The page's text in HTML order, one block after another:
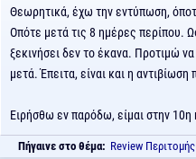
Θεωρητικά, έχω την εντύπωση,
Οπότε μετά τις 8 ημέρες περίπου.
ξεκινήσει δεν το έκανα. Προτιμώ
μετά. Έπειτα, είναι και η
Ειρήσθω εν παρόδω, είμαι στην 10η
Πήγαινε στο θέμα: Review